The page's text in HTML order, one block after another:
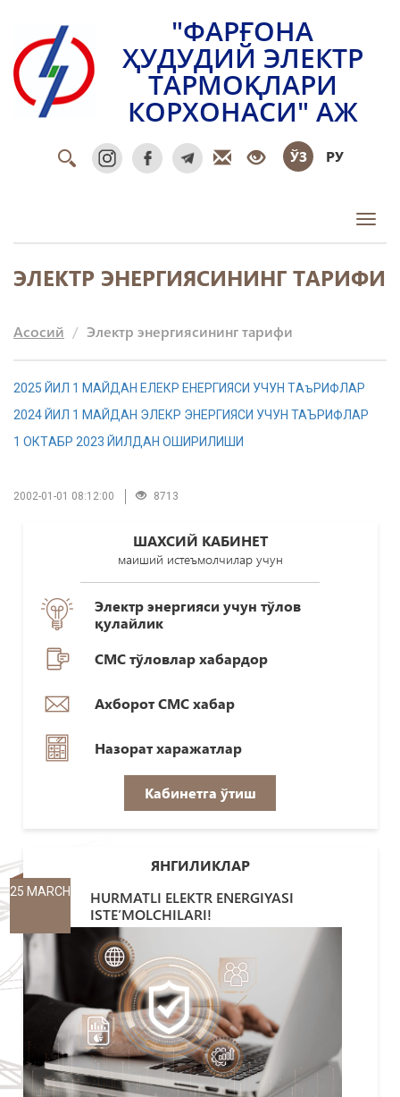
"ФАРҒОНА
ҲУДУДИЙ ЭЛЕКТР
ТАРМОҚЛАРИ
КОРХОНАСИ" АЖ
ЎЗ РУ
ЭЛЕКТР ЭНЕРГИЯСИНИНГ ТАРИФИ
Асосий Электр энергиясининг тарифи
2025 ЙИЛ 1 МAЙДAН ЕЛЕКР ЕНЕРГИЯСИ УЧУН ТAъРИФЛAР
2024 ЙИЛ 1 МАЙДАН ЭЛЕКР ЭНЕРГИЯСИ УЧУН ТАЪРИФЛАР
1 ОКТAБР 2023 ЙИЛДAН ОШИРИЛИШИ
2002-01-01 08:12:00 8713
ШАХСИЙ КАБИНЕТ
маиший истеъмолчилар учун
Электр энергияси учун тўлов
қулайлик
СМС тўловлар хабардор
Ахборот СМС хабар
Назорат харажатлар
Кабинетга ўтиш
ЯНГИЛИКЛАР
25 MARCH
HURMATLI ELEKTR ENERGIYASI
ISTE’MOLCHILARI!